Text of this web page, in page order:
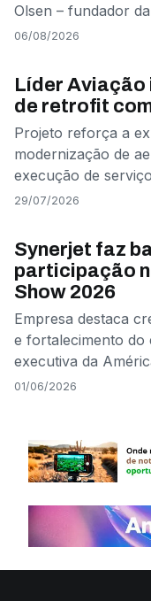
Olsen – fundador
06/08/2026
Líder
de retrofit
Projeto reforça a
modernização de
execução de
29/07/2026
Synerjet faz
participação
Show 2026
Empresa destaca
e fortalecimento do
executiva da
01/06/2026